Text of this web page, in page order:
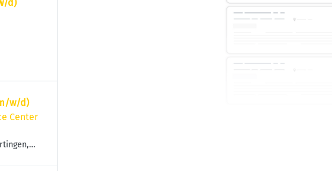
d)
w/d)
Center